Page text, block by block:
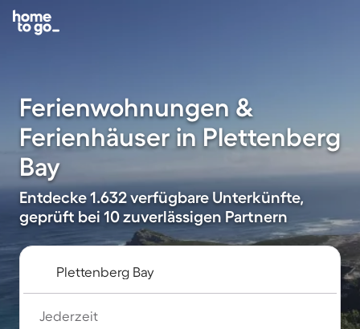
Ferienwohnungen &
Ferienhäuser in Plettenberg
Bay
Entdecke 1.632 verfügbare Unterkünfte,
geprüft bei 10 zuverlässigen Partnern
Jederzeit